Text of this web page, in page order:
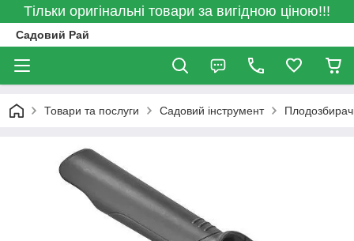
Тільки оригінальні товари за вигідною ціною!!!
Садовий Рай
Товари та послуги Садовий інструмент